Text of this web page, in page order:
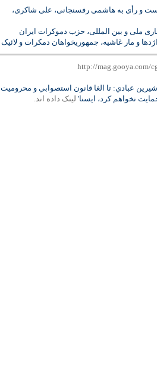
و رأی به هاشمی رفسنجانی، علی شاکری،
ملی و بین المللی، حزب دموکرات ایران
و مار غاشيه، جمهوريخواهان دمکرات و لائيک
عبادي: تا الغا قانون استصوابي و محروميت
نخواهم كرد، ايسنا' لينک داده اند.